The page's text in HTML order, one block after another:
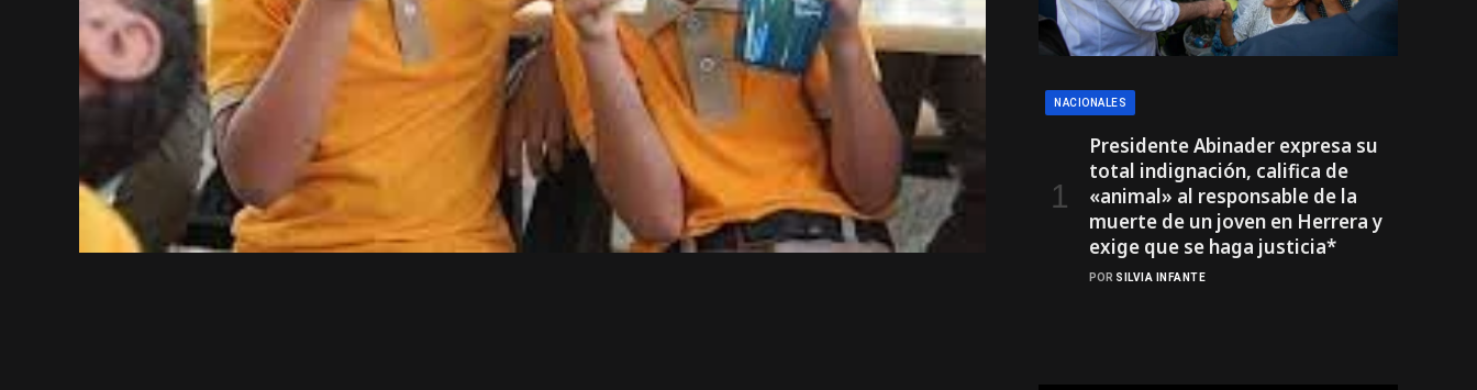
NACIONALES
Presidente Abinader expresa su
total indignación, califica de
«animal» al responsable de la
muerte de un joven en Herrera y
exige que se haga justicia*
POR SILVIA INFANTE